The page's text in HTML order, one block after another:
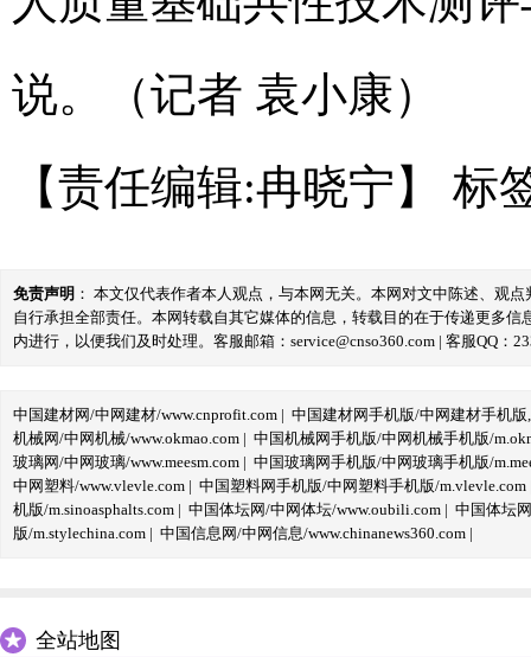
说。（记者 袁小康）
【责任编辑:冉晓宁】 标
免责声明 ： 本文仅代表作者本人观点，与本网无关。本网对文中陈述、观
自行承担全部责任。本网转载自其它媒体的信息，转载目的在于传递更多
内进行，以便我们及时处理。客服邮箱：service@cnso360.com | 客服QQ：
中国建材网/中网建材/www.cnprofit.com | 中国建材网手机版/中网建材手机版
机械网/中网机械/www.okmao.com | 中国机械网手机版/中网机械手机版/
玻璃网/中网玻璃/www.meesm.com | 中国玻璃网手机版/中网玻璃手机版/
中网塑料/www.vlevle.com | 中国塑料网手机版/中网塑料手机版/m.vlevle.com
机版/m.sinoasphalts.com | 中国体坛网/中网体坛/www.oubili.com | 中国体坛
版/m.stylechina.com | 中国信息网/中网信息/www.chinanews360.com |
全站地图